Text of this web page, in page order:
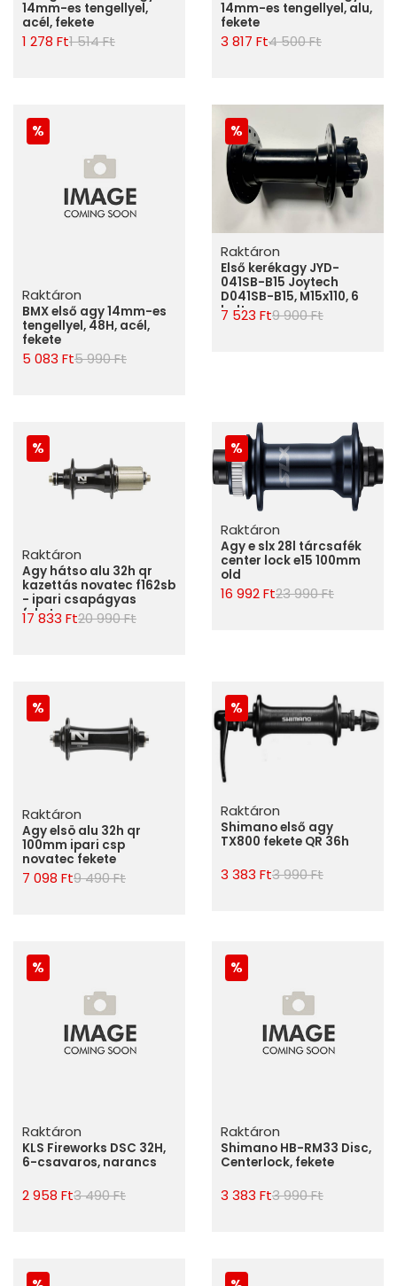
14mm-es tengellyel,
acél, fekete
1 278 Ft1 514 Ft
14mm-es tengellyel, alu,
fekete
3 817 Ft4 500 Ft
Raktáron
BMX első agy 14mm-es
tengellyel, 48H, acél,
fekete
5 083 Ft5 990 Ft
Raktáron
Első kerékagy JYD-
041SB-B15 Joytech
D041SB-B15, M15x110, 6
bolt
7 523 Ft9 900 Ft
Raktáron
Agy hátso alu 32h qr
kazettás novatec f162sb
- ipari csapágyas
fekete
17 833 Ft20 990 Ft
Raktáron
Agy e slx 28l tárcsafék
center lock e15 100mm
old
16 992 Ft23 990 Ft
Raktáron
Agy elsö alu 32h qr
100mm ipari csp
novatec fekete
7 098 Ft9 490 Ft
Raktáron
Shimano első agy
TX800 fekete QR 36h
3 383 Ft3 990 Ft
Raktáron
KLS Fireworks DSC 32H,
6-csavaros, narancs
2 958 Ft3 490 Ft
Raktáron
Shimano HB-RM33 Disc,
Centerlock, fekete
3 383 Ft3 990 Ft